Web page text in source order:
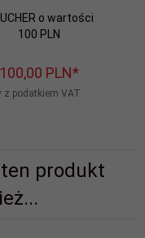
o wartości
100 PLN
100,00 PLN*
z podatkiem VAT
produkt